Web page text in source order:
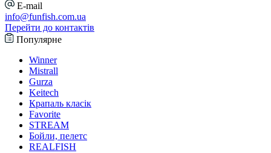
E-mail
info@funfish.com.ua
Перейти до контактів
Популярне
Winner
Mistrall
Gurza
Keitech
Крапаль класік
Favorite
STREAM
Бойли, пелетс
REALFISH